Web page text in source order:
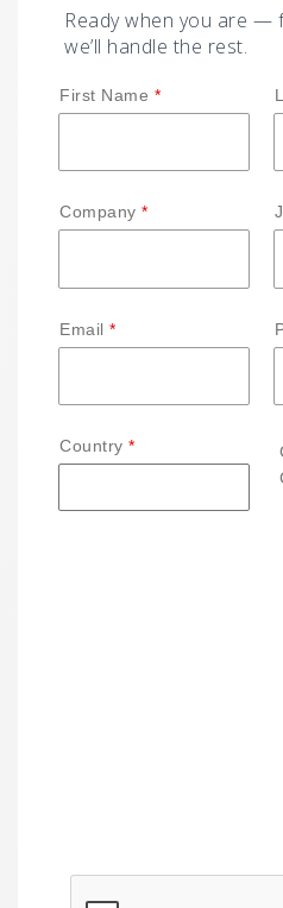
Ready when you are —
we’ll handle the rest.
First Name
Company
Email
Country